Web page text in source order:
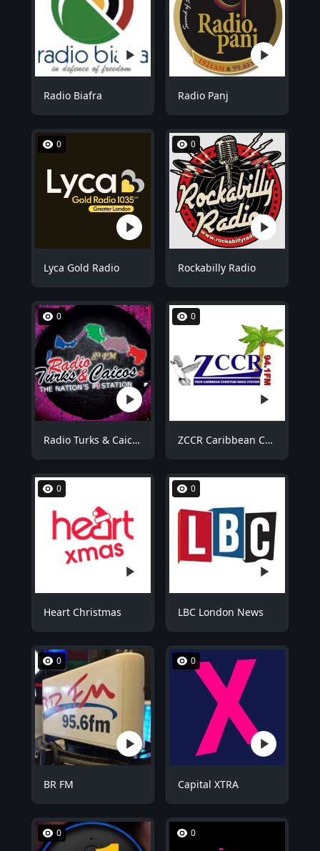
Radio Biafra Radio Panj
0
Lyca Gold Radio
0
Rockabilly Radio
0
Radio Turks & Caicos RTCFM
0
ZCCR Caribbean Christian Radio
0
Heart Christmas
0
LBC London News
0
BR FM
0
Capital XTRA
0 0